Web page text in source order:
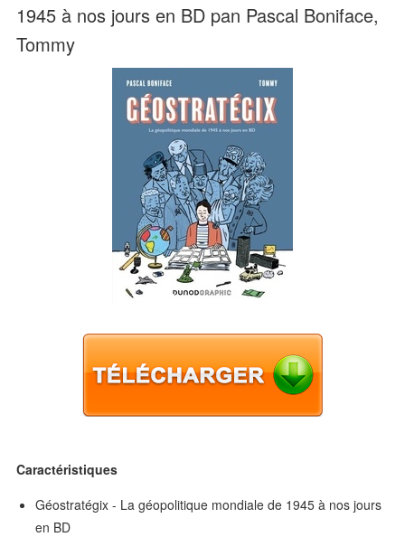
1945 à nos jours en BD pan Pascal Boniface,
Tommy
Caractéristiques
Géostratégix - La géopolitique mondiale de 1945 à nos jours
en BD